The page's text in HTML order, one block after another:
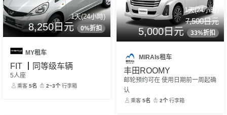
1天(24小時)
8,250日元 0%折扣
MY租车
FIT ┃同等级车辆
5人座
乘客5名 2~3个行李箱
1天(24小時)
7,500日元
5,000日元 33%折扣
MIRAIs租车
丰田ROOMY
邮轮预约可在 使用日期前一周起确
认
乘客5名 2个行李箱